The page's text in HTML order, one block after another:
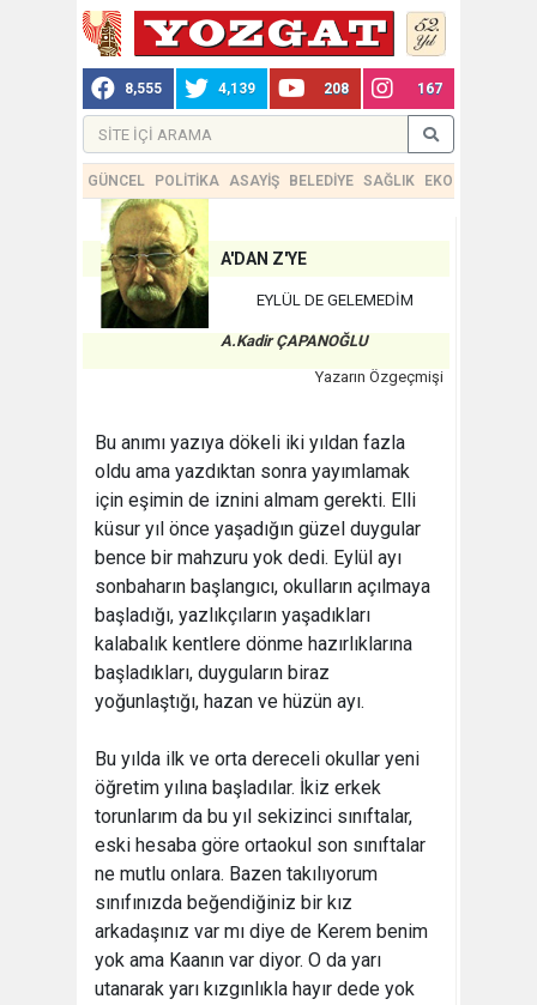
8,555 4,139 208 167
GÜNCEL POLİTİKA ASAYİŞ BELEDİYE SAĞLIK EKONOMİ
A'DAN Z'YE
EYLÜL DE GELEMEDİM
A.Kadir ÇAPANOĞLU
Yazarın Özgeçmişi
Bu anımı yazıya dökeli iki yıldan fazla
oldu ama yazdıktan sonra yayımlamak
için eşimin de iznini almam gerekti. Elli
küsur yıl önce yaşadığın güzel duygular
bence bir mahzuru yok dedi. Eylül ayı
sonbaharın başlangıcı, okulların açılmaya
başladığı, yazlıkçıların yaşadıkları
kalabalık kentlere dönme hazırlıklarına
başladıkları, duyguların biraz
yoğunlaştığı, hazan ve hüzün ayı.
Bu yılda ilk ve orta dereceli okullar yeni
öğretim yılına başladılar. İkiz erkek
torunlarım da bu yıl sekizinci sınıftalar,
eski hesaba göre ortaokul son sınıftalar
ne mutlu onlara. Bazen takılıyorum
sınıfınızda beğendiğiniz bir kız
arkadaşınız var mı diye de Kerem benim
yok ama Kaanın var diyor. O da yarı
utanarak yarı kızgınlıkla hayır dede yok